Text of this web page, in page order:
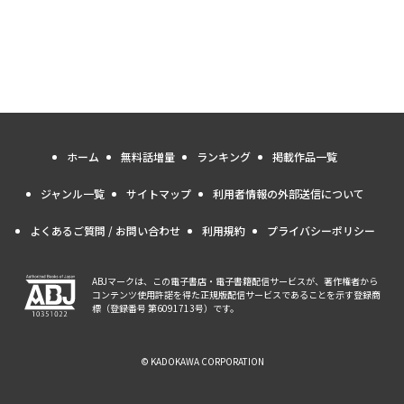
ホーム 無料話増量 ランキング 掲載作品一覧
ジャンル一覧 サイトマップ 利用者情報の外部送信について
よくあるご質問 / お問い合わせ 利用規約 プライバシーポリシー
ABJマークは、この電子書店・電子書籍配信サービスが、著作権者から
コンテンツ使用許諾を得た正規版配信サービスであることを示す登録商
標（登録番号 第6091713号）です。
© KADOKAWA CORPORATION